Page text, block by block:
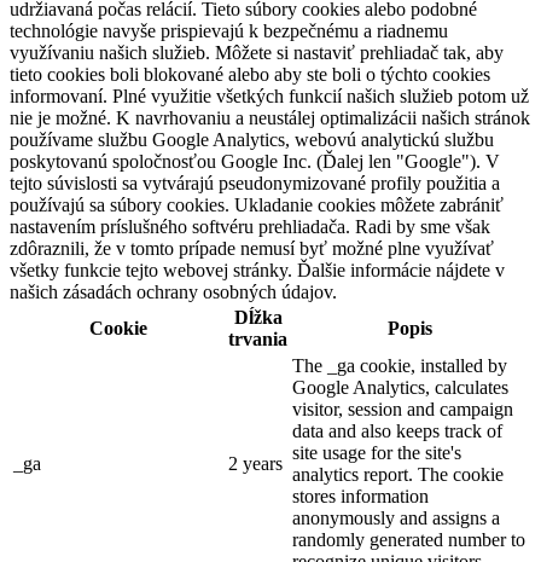
udržiavaná počas relácií. Tieto súbory cookies alebo podobné
technológie navyše prispievajú k bezpečnému a riadnemu
využívaniu našich služieb. Môžete si nastaviť prehliadač tak, aby
tieto cookies boli blokované alebo aby ste boli o týchto cookies
informovaní. Plné využitie všetkých funkcií našich služieb potom už
nie je možné. K navrhovaniu a neustálej optimalizácii našich stránok
používame službu Google Analytics, webovú analytickú službu
poskytovanú spoločnosťou Google Inc. (Ďalej len "Google"). V
tejto súvislosti sa vytvárajú pseudonymizované profily použitia a
používajú sa súbory cookies. Ukladanie cookies môžete zabrániť
nastavením príslušného softvéru prehliadača. Radi by sme však
zdôraznili, že v tomto prípade nemusí byť možné plne využívať
všetky funkcie tejto webovej stránky. Ďalšie informácie nájdete v
našich zásadách ochrany osobných údajov.
Cookie
Dĺžka
trvania
Popis
_ga 2 years
The _ga cookie, installed by
Google Analytics, calculates
visitor, session and campaign
data and also keeps track of
site usage for the site's
analytics report. The cookie
stores information
anonymously and assigns a
randomly generated number to